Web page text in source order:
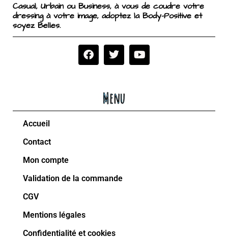
Casual, Urbain ou Business, à vous de coudre votre
dressing à votre image, adoptez la Body-Positive et
soyez Belles.
Menu
Accueil
Contact
Mon compte
Validation de la commande
CGV
Mentions légales
Confidentialité et cookies